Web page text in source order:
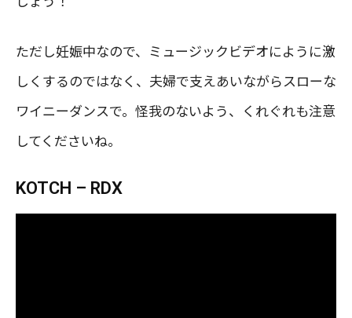
ただし妊娠中なので、ミュージックビデオにように激
しくするのではなく、夫婦で支えあいながらスローな
ワイニーダンスで。怪我のないよう、くれぐれも注意
してくださいね。
KOTCH – RDX